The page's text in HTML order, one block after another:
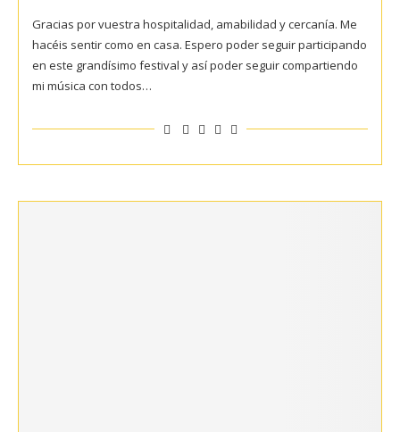
Gracias por vuestra hospitalidad, amabilidad y cercanía. Me
hacéis sentir como en casa. Espero poder seguir participando
en este grandísimo festival y así poder seguir compartiendo
mi música con todos…